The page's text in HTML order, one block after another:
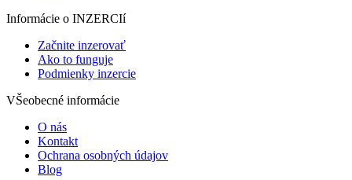
Informácie o INZERCIí
Začnite inzerovať
Ako to funguje
Podmienky inzercie
VŠeobecné informácie
O nás
Kontakt
Ochrana osobných údajov
Blog